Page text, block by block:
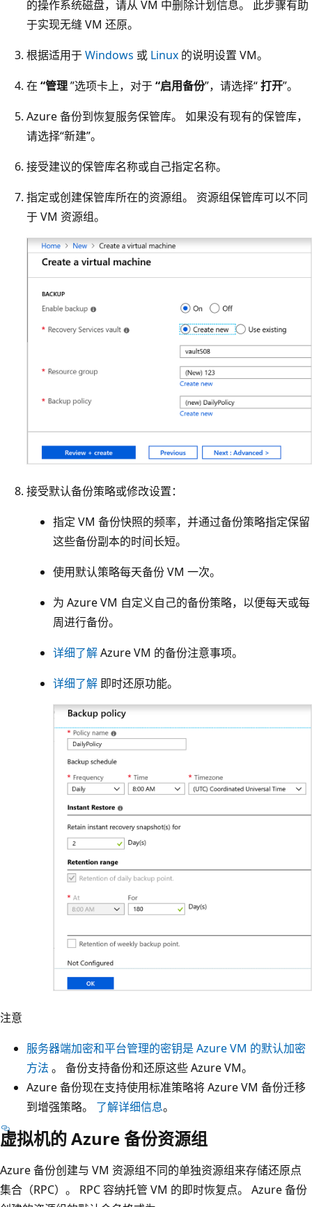
的操作系统磁盘，请从 VM 中删除计划信息。 此步骤有助
于实现无缝 VM 还原。
根据适用于Windows 或 Linux 的说明设置 VM。
在 “管理”选项卡上，对于“启用备份”，请选择“打开”。
Azure 备份到恢复服务保管库。 如果没有现有的保管库，
请选择“新建”。
接受建议的保管库名称或自己指定名称。
指定或创建保管库所在的资源组。 资源组保管库可以不同
于 VM 资源组。
接受默认备份策略或修改设置：
指定 VM 备份快照的频率，并通过备份策略指定保留
这些备份副本的时间长短。
使用默认策略每天备份 VM 一次。
为 Azure VM 自定义自己的备份策略，以便每天或每
周进行备份。
详细了解Azure VM 的备份注意事项。
详细了解 即时还原功能。
注意
服务器端加密和平台管理的密钥是 Azure VM 的默认加密
方法 。 备份支持备份和还原这些 Azure VM。
Azure 备份现在支持使用标准策略将 Azure VM 备份迁移
到增强策略。 了解详细信息。
虚拟机的 Azure 备份资源组
Azure 备份创建与 VM 资源组不同的单独资源组来存储还原点
集合（RPC）。 RPC 容纳托管 VM 的即时恢复点。 Azure 备份